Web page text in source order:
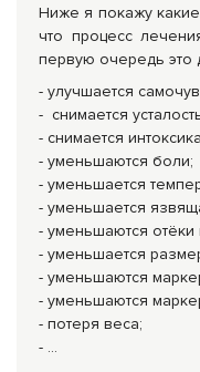
Ниже я покажу
что процесс
первую очередь это
- улучшается
- снимается
- снимается
- уменьшаются боли;
- уменьшается
- уменьшается
- уменьшаются отёки
- уменьшается
- уменьшаются
- уменьшаются
- потеря веса;
- …